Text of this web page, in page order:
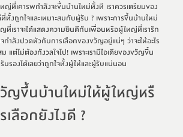
ที่เคารพกำลังจะขึ้นบ้านใหม่ทั้งที เราควรเตรียมของ
ที่ทั้งถูกใจและเหมาะสมกับผู้รับ ? เพราะการขึ้นบ้านใหม่
ที่เราจะได้แสดงความยินดีกับเพื่อนหรือผู้ใหญ่ที่เรารัก
กำลังปวดหัวกับการเลือกของขวัญอยู่แน่ๆ ว่าจะให้อะไร
ม แต่ไม่ต้องกังวลใจไป! เพราะเรามีไอเดียของขวัญขึ้น
รองได้เลยว่าถูกใจทั้งผู้ให้และผู้รับแน่นอน
ญขึ้นบ้านใหม่ให้ผู้ใหญ่หรื
ลือกยังไงดี ?